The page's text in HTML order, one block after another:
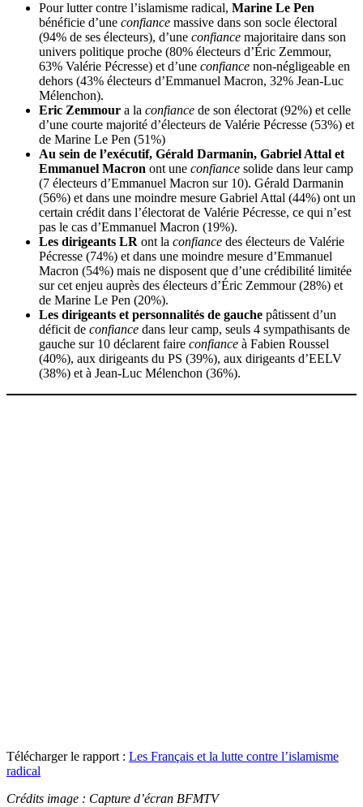
Pour lutter contre l’islamisme radical, Marine Le Pen
bénéficie d’une confiance massive dans son socle électoral
(94% de ses électeurs), d’une confiance majoritaire dans son
univers politique proche (80% électeurs d’Éric Zemmour,
63% Valérie Pécresse) et d’une confiance non-négligeable en
dehors (43% électeurs d’Emmanuel Macron, 32% Jean-Luc
Mélenchon).
Eric Zemmour a la confiance de son électorat (92%) et celle
d’une courte majorité d’électeurs de Valérie Pécresse (53%) et
de Marine Le Pen (51%)
Au sein de l’exécutif, Gérald Darmanin, Gabriel Attal et
Emmanuel Macron ont une confiance solide dans leur camp
(7 électeurs d’Emmanuel Macron sur 10). Gérald Darmanin
(56%) et dans une moindre mesure Gabriel Attal (44%) ont un
certain crédit dans l’électorat de Valérie Pécresse, ce qui n’est
pas le cas d’Emmanuel Macron (19%).
Les dirigeants LR ont la confiance des électeurs de Valérie
Pécresse (74%) et dans une moindre mesure d’Emmanuel
Macron (54%) mais ne disposent que d’une crédibilité limitée
sur cet enjeu auprès des électeurs d’Éric Zemmour (28%) et
de Marine Le Pen (20%).
Les dirigeants et personnalités de gauche pâtissent d’un
déficit de confiance dans leur camp, seuls 4 sympathisants de
gauche sur 10 déclarent faire confiance à Fabien Roussel
(40%), aux dirigeants du PS (39%), aux dirigeants d’EELV
(38%) et à Jean-Luc Mélenchon (36%).
Télécharger le rapport : Les Français et la lutte contre l’islamisme
radical
Crédits image : Capture d’écran BFMTV